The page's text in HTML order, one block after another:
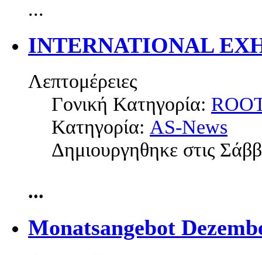
...
INTERNATIONAL
Λεπτομέρειες
Γονική Κατηγορία:
Κατηγορία: AS-News
Δημιουργηθηκε στις
...
Monatsangebot